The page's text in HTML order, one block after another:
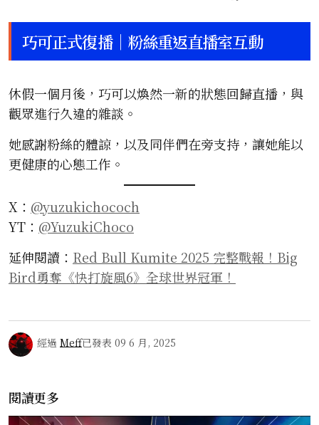
巧可正式復播｜粉絲重返直播室互動
休假一個月後，巧可以煥然一新的狀態回歸直播，與
觀眾進行久違的雜談。
她感謝粉絲的體諒，以及同伴們在旁支持，讓她能以
更健康的心態工作。
X： @yuzukichococh
YT： @YuzukiChoco
延伸閱讀： Red Bull Kumite 2025 完整戰報！Big
Bird勇奪《快打旋風6》全球世界冠軍！
經過 Meff已發表 09 6 月, 2025
閱讀更多